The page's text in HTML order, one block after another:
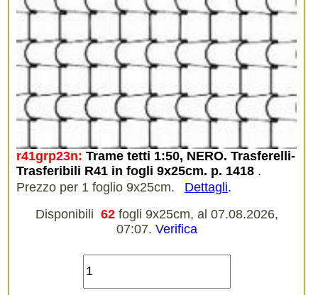
r41grp23n: Trame tetti 1:50, NERO. Trasferelli-
Trasferibili R41 in fogli 9x25cm. p. 1418 .
Prezzo per 1 foglio 9x25cm.
Dettagli.
Disponibili 62 fogli 9x25cm, al 07.08.2026,
07:07. Verifica